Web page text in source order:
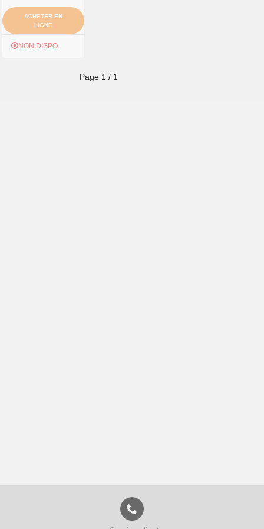
ACHETER EN
LIGNE
NON DISPO
Page 1 / 1